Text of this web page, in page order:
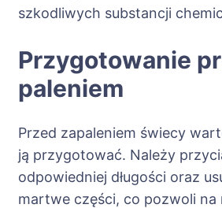
szkodliwych substancji
Przygotowanie
paleniem
Przed zapaleniem świecy
ją przygotować. Należy
odpowiedniej długości oraz
martwe części, co pozwoli na